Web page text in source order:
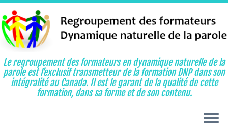
Le regroupement des formateurs en dynamique naturelle de la
parole est l’exclusif transmetteur de la formation DNP dans son
intégralité au Canada. Il est le garant de la qualité de cette
formation, dans sa forme et de son contenu.